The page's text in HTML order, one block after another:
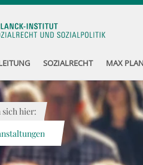
SOZIALRECHT MAX
sich hier: